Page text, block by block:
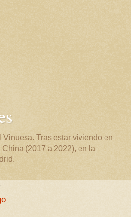
Tras estar viviendo en
China (2017 a 2022), en la